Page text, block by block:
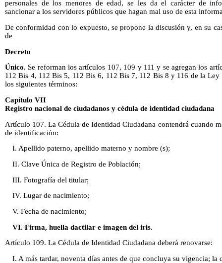
personales de los menores de edad, se les da el carácter de
sancionar a los servidores públicos que hagan mal uso de esta
De conformidad con lo expuesto, se propone la discusión y, en su
de
Decreto
Único. Se reforman los artículos 107, 109 y 111 y se agregan los
112 Bis 4, 112 Bis 5, 112 Bis 6, 112 Bis 7, 112 Bis 8 y 116 de la Ley
los siguientes términos:
Capítulo VII
Registro nacional de ciudadanos y cédula de identidad ciudadana
Artículo 107. La Cédula de Identidad Ciudadana contendrá cuando
de identificación:
I. Apellido paterno, apellido materno y nombre (s);
II. Clave Única de Registro de Población;
III. Fotografía del titular;
IV. Lugar de nacimiento;
V. Fecha de nacimiento;
VI. Firma, huella dactilar e imagen del iris.
Artículo 109. La Cédula de Identidad Ciudadana deberá renovarse:
I. A más tardar, noventa días antes de que concluya su vigencia; la